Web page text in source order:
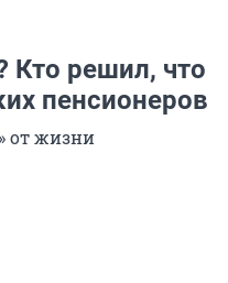
Кто решил, что
пенсионеров
от жизни